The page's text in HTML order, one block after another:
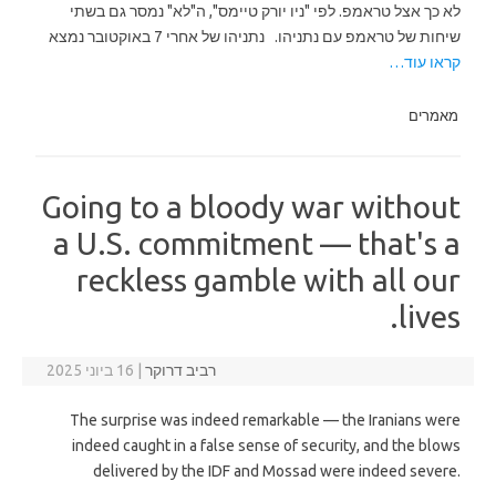
לא כך אצל טראמפ. לפי "ניו יורק טיימס", ה"לא" נמסר גם בשתי
שיחות של טראמפ עם נתניהו. נתניהו של אחרי 7 באוקטובר נמצא
קראו עוד…
מאמרים
Going to a bloody war without
a U.S. commitment — that's a
reckless gamble with all our
lives.
רביב דרוקר 16 ביוני 2025
The surprise was indeed remarkable — the Iranians were
indeed caught in a false sense of security, and the blows
delivered by the IDF and Mossad were indeed severe.